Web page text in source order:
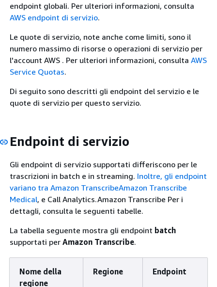
endpoint globali. Per ulteriori informazioni, consulta
AWS endpoint di servizio.
Le quote di servizio, note anche come limiti, sono il
numero massimo di risorse o operazioni di servizio per
l'account AWS . Per ulteriori informazioni, consulta AWS
Service Quotas.
Di seguito sono descritti gli endpoint del servizio e le
quote di servizio per questo servizio.
Endpoint di servizio
Gli endpoint di servizio supportati differiscono per le
trascrizioni in batch e in streaming. Inoltre, gli endpoint
variano tra Amazon TranscribeAmazon Transcribe
Medical, e Call Analytics.Amazon Transcribe Per i
dettagli, consulta le seguenti tabelle.
La tabella seguente mostra gli endpoint batch
supportati per Amazon Transcribe.
Nome della
regione
Regione Endpoint